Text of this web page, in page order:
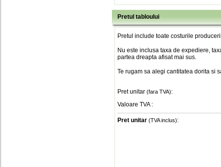
Pretul tabloului
Pretul include toate costurile
Nu este inclusa taxa de expediere,
partea dreapta afisat mai sus.
Te rugam sa alegi cantitatea dorita si
Pret unitar (fara TVA):
Valoare TVA :
Pret unitar (TVA inclus):